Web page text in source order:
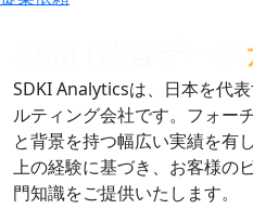
SDKI Analyticsは、日本を代
ルティング会社です。フォー
と背景を持つ幅広い実績を有
上の経験に基づき、お客様の
門知識をご提供いたします。